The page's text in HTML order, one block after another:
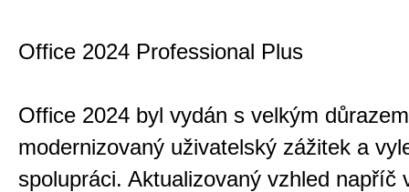
Office 2024 Professional Plus
Office 2024 byl vydán s velkým
modernizovaný uživatelský zážitek a
spolupráci. Aktualizovaný vzhled napříč